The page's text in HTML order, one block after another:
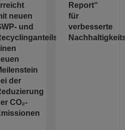
neuen
und
der
CO₂-
Report“
für
verbesserte